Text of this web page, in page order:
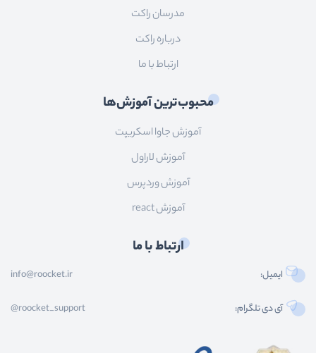
مدرسان راکت
درباره راکت
ارتباط با ما
محبوب‌ترین آموزش‌ها
آموزش جاوا اسکریپت
آموزش لاراول
آموزش وردپرس
آموزش react
ارتباط با ما
ایمیل: info@roocket.ir
آی دی تلگرام: @roocket_support